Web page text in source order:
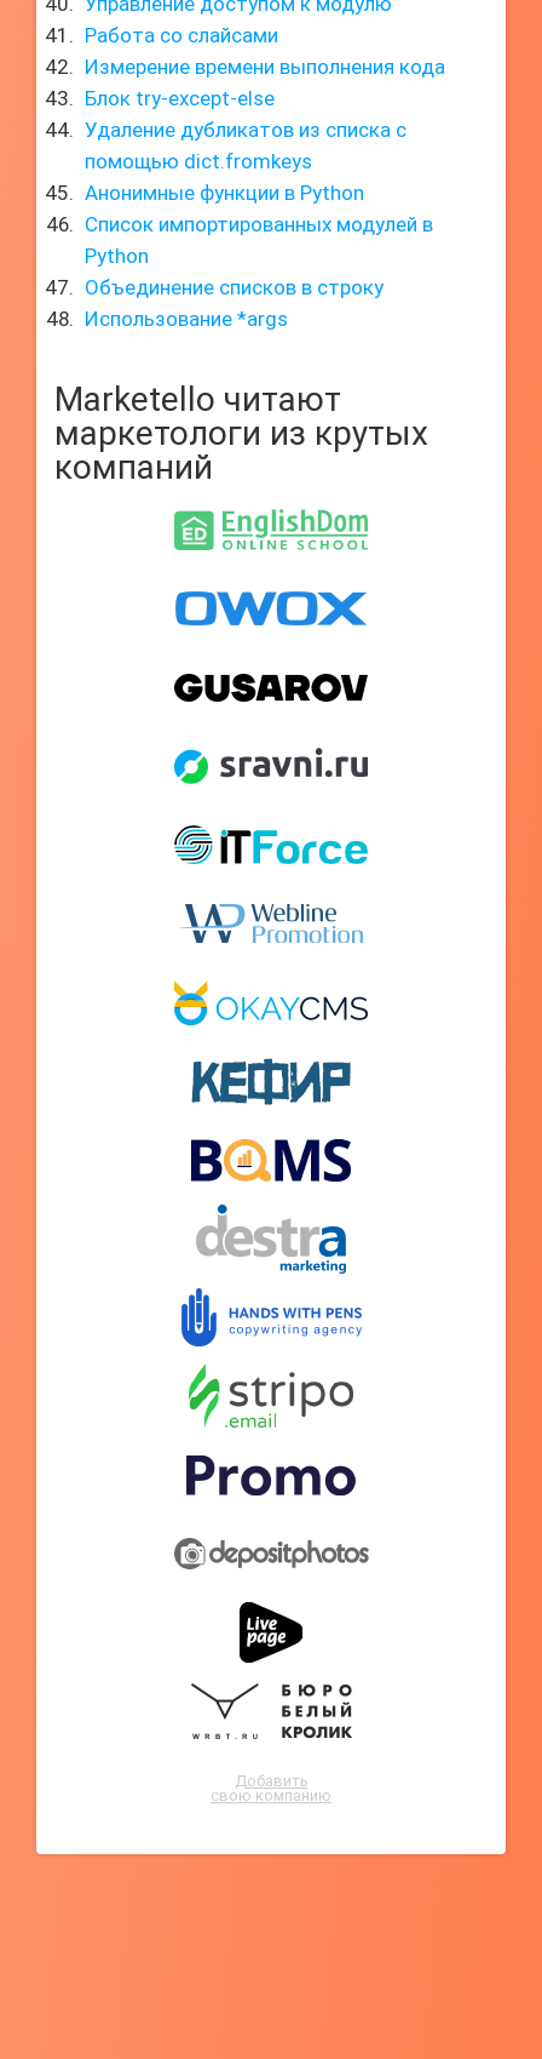
Работа со слайсами
Измерение времени выполнения кода
Блок try-except-else
Удаление дубликатов из списка с
помощью dict.fromkeys
Анонимные функции в Python
Список импортированных модулей в
Python
Объединение списков в строку
Использование *args
Marketello читают
маркетологи из крутых
компаний
Добавить
свою компанию